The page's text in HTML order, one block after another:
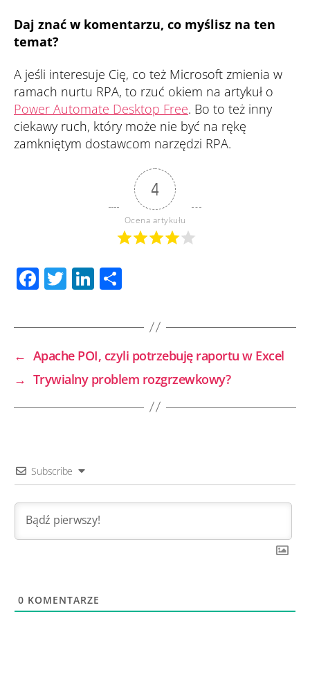
Daj znać w komentarzu, co myślisz na ten
temat?
A jeśli interesuje Cię, co też Microsoft zmienia w
ramach nurtu RPA, to rzuć okiem na artykuł o
Power Automate Desktop Free. Bo to też inny
ciekawy ruch, który może nie być na rękę
zamkniętym dostawcom narzędzi RPA.
4
Ocena artykułu
F
e
o
o
k
T
tt
er
Li
k
e
dI
n
ar
e
← Apache POI, czyli potrzebuję raportu w Excel
→ Trywialny problem rozgrzewkowy?
Subscribe
0 KOMENTARZE